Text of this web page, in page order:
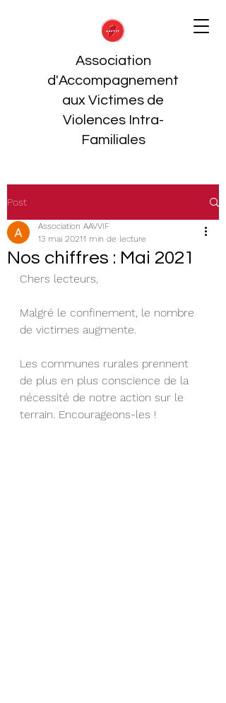
Association
d'Accompagnement
aux Victimes de
Violences Intra-
Familiales
Post
Nos chiffres : Mai 2021
Association AAVVIF
13 mai 20211 min de lecture
Chers lecteurs,
Malgré le confinement, le nombre
de victimes augmente.
Les communes rurales prennent
de plus en plus conscience de la
nécessité de notre action sur le
terrain. Encourageons-les !